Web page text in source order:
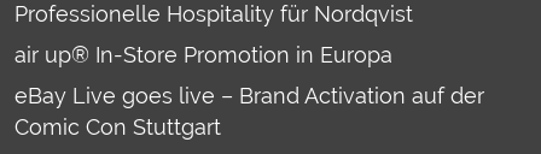
Professionelle Hospitality für Nordqvist
air up® In-Store Promotion in Europa
eBay Live goes live – Brand Activation auf der
Comic Con Stuttgart